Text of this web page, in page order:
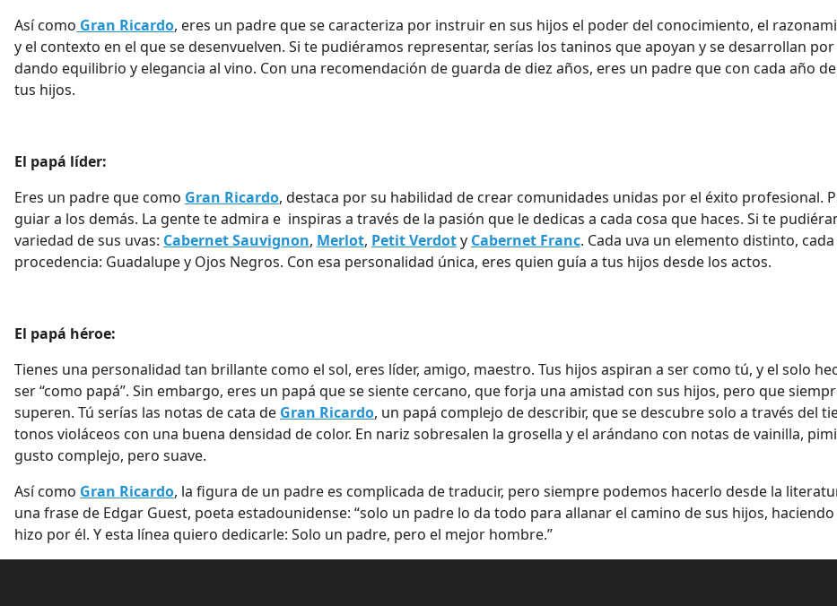
Así como Gran Ricardo, eres un padre que se caracteriza por instruir en sus hijos el poder del conocimiento, el
y el contexto en el que se desenvuelven. Si te pudiéramos representar, serías los taninos que apoyan y se desarrollan
dando equilibrio y elegancia al vino. Con una recomendación de guarda de diez años, eres un padre que con cada año
tus hijos.
El papá líder:
Eres un padre que como Gran Ricardo, destaca por su habilidad de crear comunidades unidas por el éxito profesional.
guiar a los demás. La gente te admira e inspiras a través de la pasión que le dedicas a cada cosa que haces. Si te
variedad de sus uvas: Cabernet Sauvignon, Merlot, Petit Verdoty Cabernet Franc. Cada uva un elemento distinto,
procedencia: Guadalupe y Ojos Negros. Con esa personalidad única, eres quien guía a tus hijos desde los actos.
El papá héroe:
Tienes una personalidad tan brillante como el sol, eres líder, amigo, maestro. Tus hijos aspiran a ser como tú, y el solo
ser “como papá”. Sin embargo, eres un papá que se siente cercano, que forja una amistad con sus hijos, pero que
superen. Tú serías las notas de cata de Gran Ricardo, un papá complejo de describir, que se descubre solo a través del
tonos violáceos con una buena densidad de color. En nariz sobresalen la grosella y el arándano con notas de vainilla,
gusto complejo, pero suave.
Así como Gran Ricardo, la figura de un padre es complicada de traducir, pero siempre podemos hacerlo desde la
una frase de Edgar Guest, poeta estadounidense: “solo un padre lo da todo para allanar el camino de sus hijos,
hizo por él. Y esta línea quiero dedicarle: Solo un padre, pero el mejor hombre.”